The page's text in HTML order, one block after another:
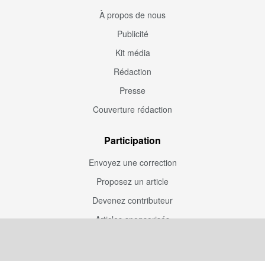
À propos de nous
Publicité
Kit média
Rédaction
Presse
Couverture rédaction
Participation
Envoyez une correction
Proposez un article
Devenez contributeur
Articles sponsorisés